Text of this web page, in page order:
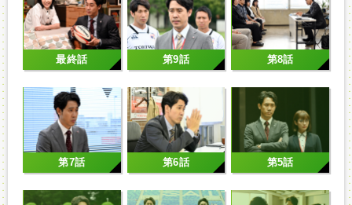
最終話 第9話 第8話
第7話 第6話 第5話